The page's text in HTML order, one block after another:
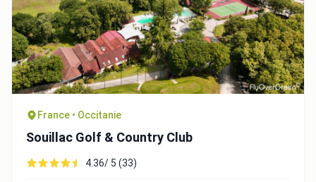
France • Occitanie
Souillac Golf & Country Club
4.36/ 5 (33)